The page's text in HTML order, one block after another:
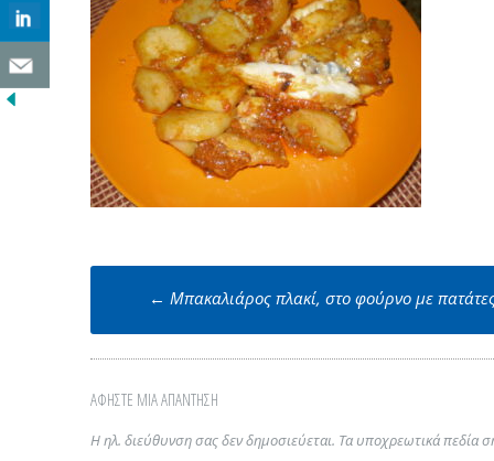
Post
navigation
← Μπακαλιάρος πλακί, στο φούρνο με
ΑΦΉΣΤΕ ΜΙΑ ΑΠΆΝΤΗΣΗ
Η ηλ. διεύθυνση σας δεν δημοσιεύεται. Τα υποχρεωτικά πεδία